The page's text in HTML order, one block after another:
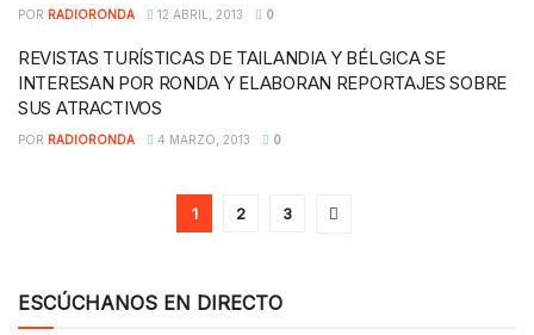
POR RADIORONDA 12 ABRIL, 2013 0
REVISTAS TURÍSTICAS DE TAILANDIA Y BÉLGICA SE
INTERESAN POR RONDA Y ELABORAN REPORTAJES SOBRE
SUS ATRACTIVOS
POR RADIORONDA 4 MARZO, 2013 0
1 2 3
ESCÚCHANOS EN DIRECTO